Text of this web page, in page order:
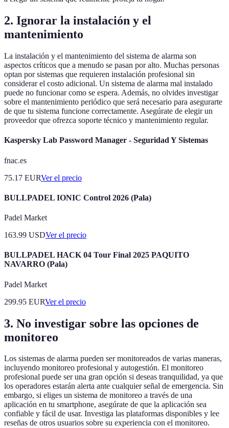
2. Ignorar la instalación y el
mantenimiento
La instalación y el mantenimiento del sistema de alarma son
aspectos críticos que a menudo se pasan por alto. Muchas personas
optan por sistemas que requieren instalación profesional sin
considerar el costo adicional. Un sistema de alarma mal instalado
puede no funcionar como se espera. Además, no olvides investigar
sobre el mantenimiento periódico que será necesario para asegurarte
de que tu sistema funcione correctamente. Asegúrate de elegir un
proveedor que ofrezca soporte técnico y mantenimiento regular.
Kaspersky Lab Password Manager - Seguridad Y Sistemas
fnac.es
75.17 EURVer el precio
BULLPADEL IONIC Control 2026 (Pala)
Padel Market
163.99 USDVer el precio
BULLPADEL HACK 04 Tour Final 2025 PAQUITO
NAVARRO (Pala)
Padel Market
299.95 EURVer el precio
3. No investigar sobre las opciones de
monitoreo
Los sistemas de alarma pueden ser monitoreados de varias maneras,
incluyendo monitoreo profesional y autogestión. El monitoreo
profesional puede ser una gran opción si deseas tranquilidad, ya que
los operadores estarán alerta ante cualquier señal de emergencia. Sin
embargo, si eliges un sistema de monitoreo a través de una
aplicación en tu smartphone, asegúrate de que la aplicación sea
confiable y fácil de usar. Investiga las plataformas disponibles y lee
reseñas de otros usuarios sobre su experiencia con el monitoreo.